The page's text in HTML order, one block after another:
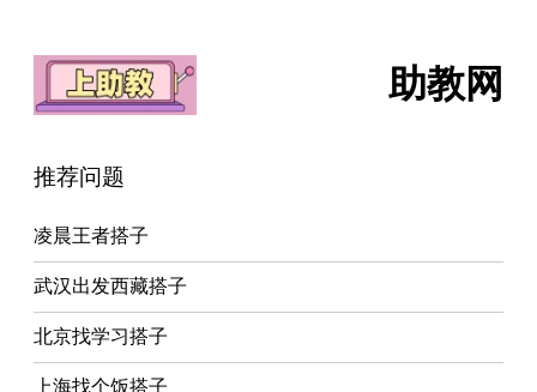
助教网
推荐问题
凌晨王者搭子
武汉出发西藏搭子
北京找学习搭子
上海找个饭搭子